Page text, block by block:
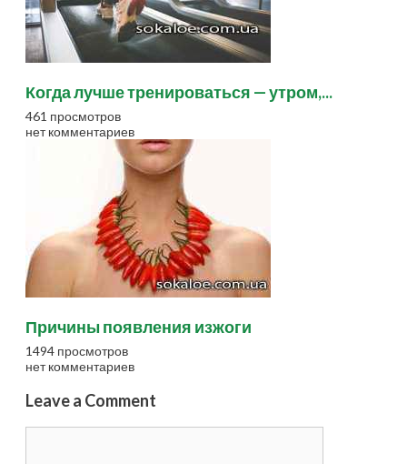
Когда лучше тренироваться — утром,...
461 просмотров
нет комментариев
Причины появления изжоги
1494 просмотров
нет комментариев
Leave a Comment